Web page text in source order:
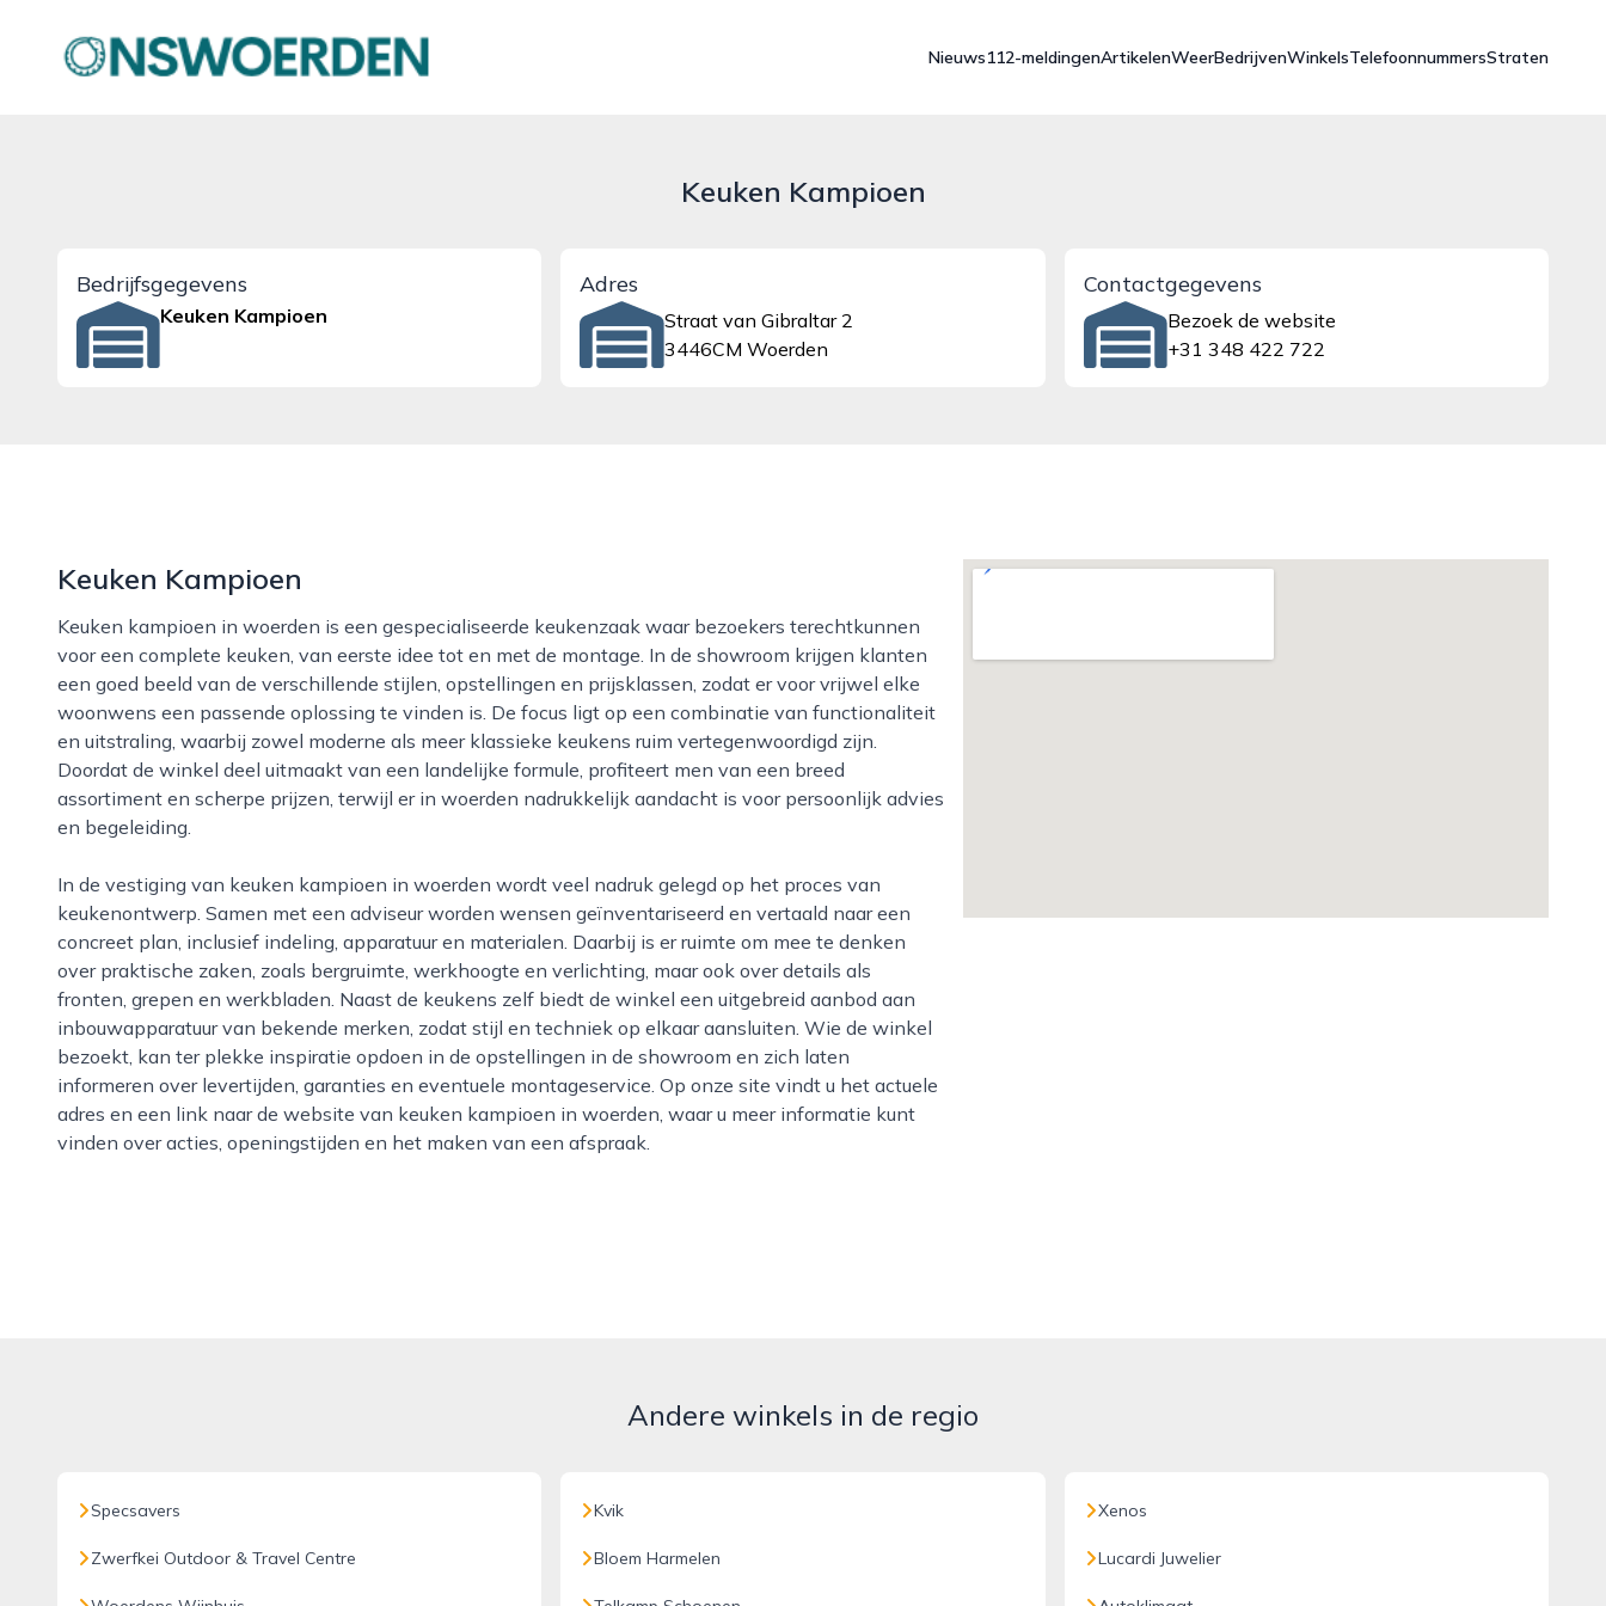
onswoerden.nl
Nieuws112-meldingenArtikelenWeerBedrijvenWinkelsTelefoonnummersStraten
Keuken Kampioen
Bedrijfsgegevens
Keuken Kampioen
Adres
Straat van Gibraltar 2
3446CM Woerden
Contactgegevens
Bezoek de website
+31 348 422 722
Keuken Kampioen
Keuken kampioen in woerden is een gespecialiseerde keukenzaak waar bezoekers terechtkunnen
voor een complete keuken, van eerste idee tot en met de montage. In de showroom krijgen klanten
een goed beeld van de verschillende stijlen, opstellingen en prijsklassen, zodat er voor vrijwel elke
woonwens een passende oplossing te vinden is. De focus ligt op een combinatie van functionaliteit
en uitstraling, waarbij zowel moderne als meer klassieke keukens ruim vertegenwoordigd zijn.
Doordat de winkel deel uitmaakt van een landelijke formule, profiteert men van een breed
assortiment en scherpe prijzen, terwijl er in woerden nadrukkelijk aandacht is voor persoonlijk advies
en begeleiding.
In de vestiging van keuken kampioen in woerden wordt veel nadruk gelegd op het proces van
keukenontwerp. Samen met een adviseur worden wensen geïnventariseerd en vertaald naar een
concreet plan, inclusief indeling, apparatuur en materialen. Daarbij is er ruimte om mee te denken
over praktische zaken, zoals bergruimte, werkhoogte en verlichting, maar ook over details als
fronten, grepen en werkbladen. Naast de keukens zelf biedt de winkel een uitgebreid aanbod aan
inbouwapparatuur van bekende merken, zodat stijl en techniek op elkaar aansluiten. Wie de winkel
bezoekt, kan ter plekke inspiratie opdoen in de opstellingen in de showroom en zich laten
informeren over levertijden, garanties en eventuele montageservice. Op onze site vindt u het actuele
adres en een link naar de website van keuken kampioen in woerden, waar u meer informatie kunt
vinden over acties, openingstijden en het maken van een afspraak.
Andere winkels in de regio
Specsavers
Zwerfkei Outdoor & Travel Centre
Kvik
Bloem Harmelen
Xenos
Lucardi Juwelier